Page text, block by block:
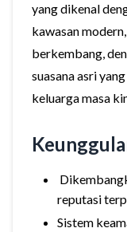
yang dikenal
kawasan
berkembang,
suasana asri
keluarga masa
reputasi
Sistem